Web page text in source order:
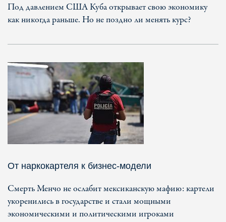
Под давлением США Куба открывает свою экономику
как никогда раньше. Но не поздно ли менять курс?
От наркокартеля к бизнес-модели
Смерть Менчо не ослабит мексиканскую мафию: картели
укоренились в государстве и стали мощными
экономическими и политическими игроками